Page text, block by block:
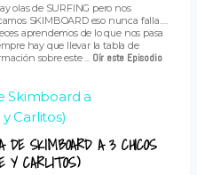
olas de SURFING pero nos
SKIMBOARD eso nunca falla….
aprendemos de lo que nos pasa
hay que llevar la tabla de
sobre este ... Oír este Episodio
DE SKIMBOARD A 3 CHICOS
Y CARLITOS)